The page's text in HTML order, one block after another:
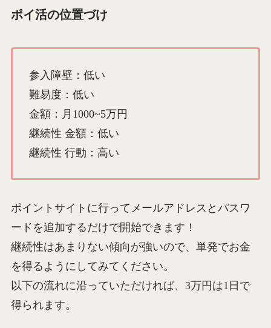
ポイ活の位置づけ
参入障壁：低い
難易度：低い
金額：月1000~5万円
継続性 金額：低い
継続性 行動：高い
ポイントサイトに行ってメールアドレスとパスワ
ードを追加するだけで開始できます！
継続性はあまりない傾向が強いので、単発でお金
を得るようにしてみてください。
以下の流れに沿っていただければ、3万円は1日で
得られます。